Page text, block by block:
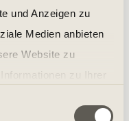
und Anzeigen zu
Medien anbieten
Website zu
weiter. Unsere